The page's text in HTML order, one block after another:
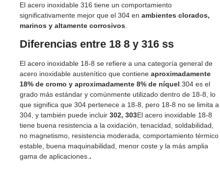
El acero inoxidable 316 tiene un comportamiento
significativamente mejor que el 304 en ambientes clorados,
marinos y altamente corrosivos
Diferencias entre 18 8 y 316 ss
El acero inoxidable 18-8 se refiere a una categoría general de
acero inoxidable austenítico que contiene aproximadamente
18% de cromo y aproximadamente 8% de níquel.304 es el
grado más estándar y comúnmente utilizado dentro de 18-8, lo
que significa que 304 pertenece a 18-8, pero 18-8 no se limita a
304, y también puede incluir 302, 303El acero inoxidable 18-8
tiene buena resistencia a la oxidación, tenacidad, soldabilidad,
no magnetismo, resistencia moderada, comportamiento térmico
estable, buena maquinabilidad, menor coste y la más amplia
gama de aplicaciones..